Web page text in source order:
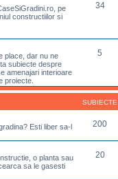
pe
constructiilor si
34
place, dar nu ne
subiecte despre
amenajari interioare
proiecte.
5
SUBIECTE
Esti liber sa-l
200
o planta sau
sa le gasesti
20